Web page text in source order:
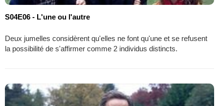
S04E06 - L'une ou l'autre
Deux jumelles considèrent qu'elles ne font qu'une et se refusent
la possibilité de s'affirmer comme 2 individus distincts.